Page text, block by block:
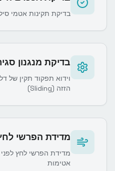
בדיקת תקינות אטמי
בדיקת מנגנון
הזזה (Sliding)
מדידת הפרשי
מדידת הפרשי לחץ
אטימות